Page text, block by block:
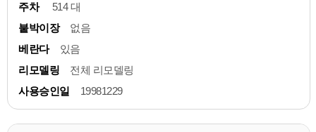
주차
514 대
붙박이장
없음
베란다
있음
리모델링
전체 리모델링
사용승인일
19981229